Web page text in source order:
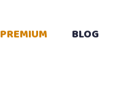
PREMIUM BLOG